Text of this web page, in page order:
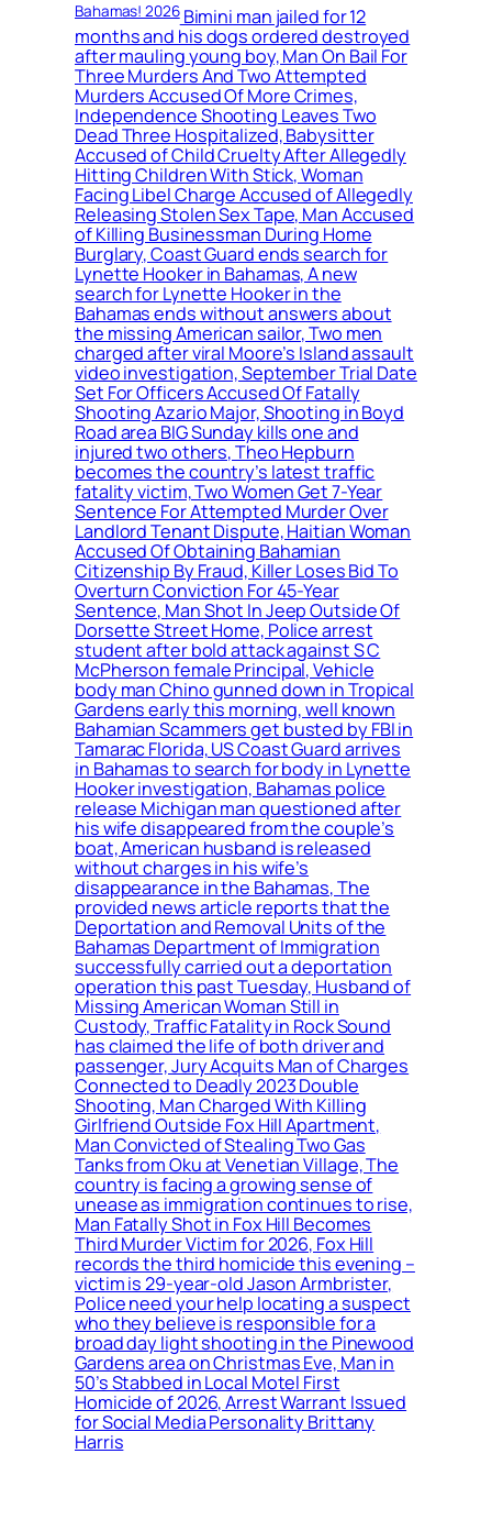
Bahamas! 2026Bimini man jailed for 12
months and his dogs ordered destroyed
after mauling young boy, Man On Bail For
Three Murders And Two Attempted
Murders Accused Of More Crimes,
Independence Shooting Leaves Two
Dead Three Hospitalized, Babysitter
Accused of Child Cruelty After Allegedly
Hitting Children With Stick, Woman
Facing Libel Charge Accused of Allegedly
Releasing Stolen Sex Tape, Man Accused
of Killing Businessman During Home
Burglary, Coast Guard ends search for
Lynette Hooker in Bahamas, A new
search for Lynette Hooker in the
Bahamas ends without answers about
the missing American sailor, Two men
charged after viral Moore’s Island assault
video investigation, September Trial Date
Set For Officers Accused Of Fatally
Shooting Azario Major, Shooting in Boyd
Road area BIG Sunday kills one and
injured two others, Theo Hepburn
becomes the country’s latest traffic
fatality victim, Two Women Get 7-Year
Sentence For Attempted Murder Over
Landlord Tenant Dispute, Haitian Woman
Accused Of Obtaining Bahamian
Citizenship By Fraud, Killer Loses Bid To
Overturn Conviction For 45-Year
Sentence, Man Shot In Jeep Outside Of
Dorsette Street Home, Police arrest
student after bold attack against S C
McPherson female Principal, Vehicle
body man Chino gunned down in Tropical
Gardens early this morning, well known
Bahamian Scammers get busted by FBI in
Tamarac Florida, US Coast Guard arrives
in Bahamas to search for body in Lynette
Hooker investigation, Bahamas police
release Michigan man questioned after
his wife disappeared from the couple’s
boat, American husband is released
without charges in his wife’s
disappearance in the Bahamas, The
provided news article reports that the
Deportation and Removal Units of the
Bahamas Department of Immigration
successfully carried out a deportation
operation this past Tuesday, Husband of
Missing American Woman Still in
Custody, Traffic Fatality in Rock Sound
has claimed the life of both driver and
passenger, Jury Acquits Man of Charges
Connected to Deadly 2023 Double
Shooting, Man Charged With Killing
Girlfriend Outside Fox Hill Apartment,
Man Convicted of Stealing Two Gas
Tanks from Oku at Venetian Village, The
country is facing a growing sense of
unease as immigration continues to rise,
Man Fatally Shot in Fox Hill Becomes
Third Murder Victim for 2026, Fox Hill
records the third homicide this evening –
victim is 29-year-old Jason Armbrister,
Police need your help locating a suspect
who they believe is responsible for a
broad day light shooting in the Pinewood
Gardens area on Christmas Eve, Man in
50’s Stabbed in Local Motel First
Homicide of 2026, Arrest Warrant Issued
for Social Media Personality Brittany
Harris